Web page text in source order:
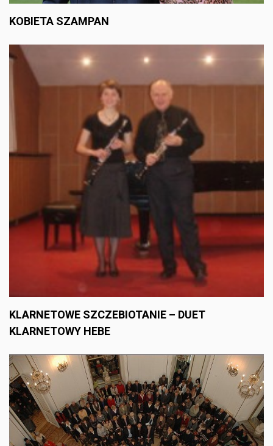
KOBIETA SZAMPAN
KLARNETOWE SZCZEBIOTANIE – DUET
KLARNETOWY HEBE